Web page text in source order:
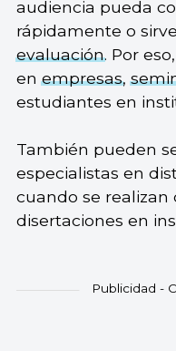
audiencia pueda
rápidamente o
evaluación. Por
enempresas,
estudiantes en
También pueden
especialistas en
cuando se realizan
disertaciones en